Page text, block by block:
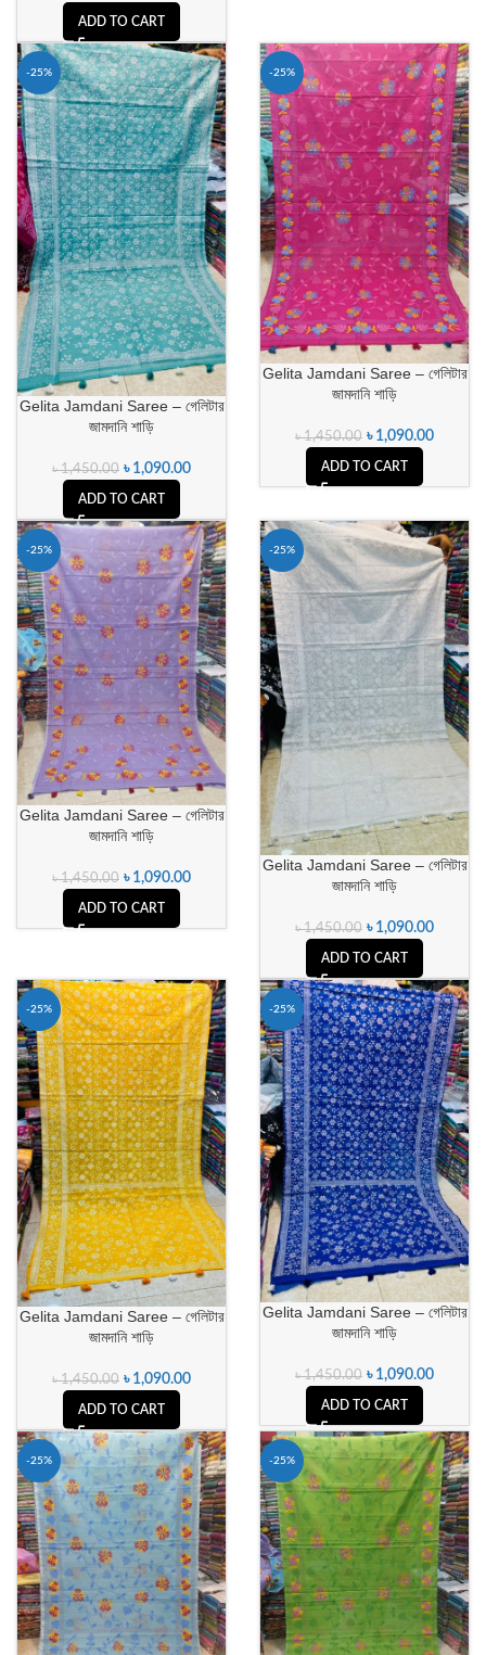
ADD TO CART
-25%
Gelita Jamdani Saree – গেলিটার
জামদানি শাড়ি
৳1,450.00 ৳ 1,090.00
ADD TO CART
-25%
Gelita Jamdani Saree – গেলিটার
জামদানি শাড়ি
৳1,450.00 ৳ 1,090.00
ADD TO CART
-25%
Gelita Jamdani Saree – গেলিটার
জামদানি শাড়ি
৳1,450.00 ৳ 1,090.00
ADD TO CART
-25%
Gelita Jamdani Saree – গেলিটার
জামদানি শাড়ি
৳1,450.00 ৳ 1,090.00
ADD TO CART
-25%
Gelita Jamdani Saree – গেলিটার
জামদানি শাড়ি
৳1,450.00 ৳ 1,090.00
ADD TO CART
-25%
Gelita Jamdani Saree – গেলিটার
জামদানি শাড়ি
৳1,450.00 ৳ 1,090.00
ADD TO CART
-25% -25%